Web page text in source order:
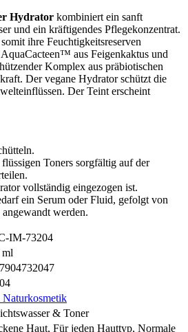
Hydrator kombiniert ein sanft
und ein kräftigendes Pflegekonzentrat.
ihre Feuchtigkeitsreserven
aus Feigenkaktus und
Komplex aus präbiotischen
Der vegane Hydrator schützt die
Der Teint erscheint
Toners sorgfältig auf der
vollständig eingezogen ist.
ein Serum oder Fluid, gefolgt von
werden.
IM-73204
ml
Naturkosmetik
& Toner
Haut, Für jeden Hauttyp, Normale